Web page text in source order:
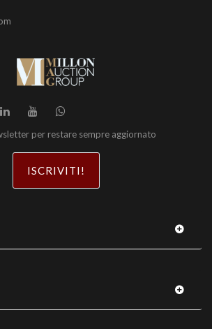
per restare sempre aggiornato
ISCRIVITI!